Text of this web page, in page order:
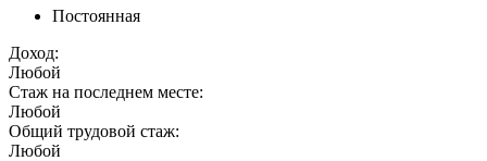
Постоянная
Доход:
Любой
Стаж на последнем месте:
Любой
Общий трудовой стаж:
Любой